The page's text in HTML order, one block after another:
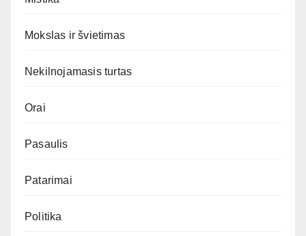
Mokslas ir švietimas
Nekilnojamasis turtas
Orai
Pasaulis
Patarimai
Politika